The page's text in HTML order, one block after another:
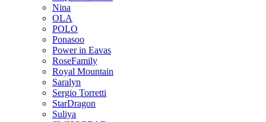
Nina
OLA
POLO
Ponasoo
Power in Eavas
RoseFamily
Royal Mountain
Saralyn
Sergio Torretti
StarDragon
Suliya